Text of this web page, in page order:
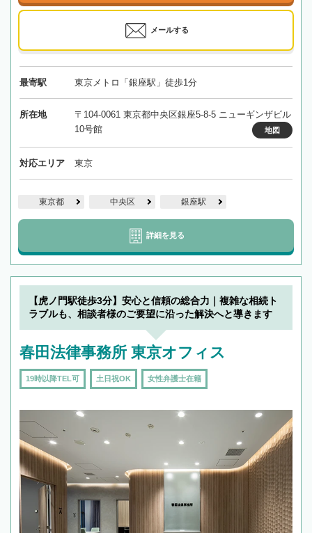
メールする
最寄駅 東京メトロ「銀座駅」徒歩1分
所在地
〒104-0061 東京都中央区銀座5-8-5 ニューギンザビル
10号館
地図
対応エリア 東京
東京都 中央区 銀座駅
詳細を見る
【虎ノ門駅徒歩3分】安心と信頼の総合力｜複雑な相続ト
ラブルも、相談者様のご要望に沿った解決へと導きます
春田法律事務所 東京オフィス
19時以降TEL可 土日祝OK 女性弁護士在籍